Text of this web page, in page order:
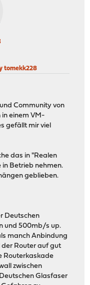
tomekk228
Community von
in einem VM-
gefällt mir viel
das in "Realen
Betrieb nehmen.
geblieben.
Deutschen
und 500mb/s up.
manch Anbindung
der Router auf gut
Routerkaskade
zwischen
Glasfaser